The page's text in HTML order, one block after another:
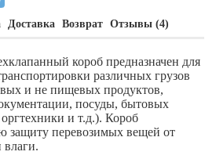
Доставка Возврат Отзывы (4)
короб предназначен для
различных грузов
и не пищевых продуктов,
посуды, бытовых
и т.д.). Короб
защиту перевозимых вещей от
влаги.